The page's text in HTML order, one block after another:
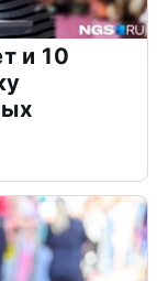
и 10